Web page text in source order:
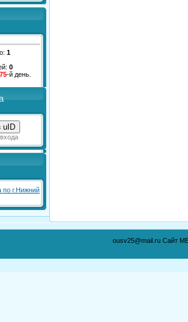
1
0
-й день.
uID
ousv25@mail.ru Сайт